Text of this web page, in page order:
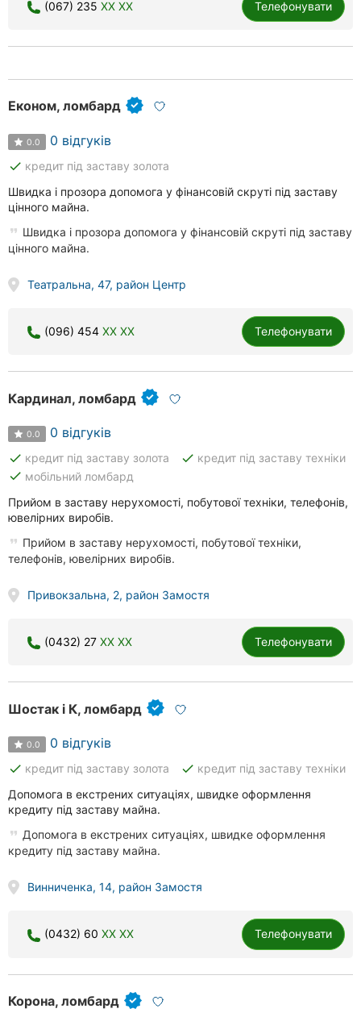
(067) 235 XX XX Телефонувати
Економ, ломбард
0.0 0 відгуків
done кредит під заставу золота
Швидка і прозора допомога у фінансовій скруті під заставу
цінного майна.
Швидка і прозора допомога у фінансовій скруті під заставу
цінного майна.
Театральна, 47, район Центр
(096) 454 XX XX Телефонувати
Кардинал, ломбард
0.0 0 відгуків
done кредит під заставу золота done кредит під заставу техніки
done мобільний ломбард
Прийом в заставу нерухомості, побутової техніки, телефонів,
ювелірних виробів.
Прийом в заставу нерухомості, побутової техніки,
телефонів, ювелірних виробів.
Привокзальна, 2, район Замостя
(0432) 27 XX XX Телефонувати
Шостак і К, ломбард
0.0 0 відгуків
done кредит під заставу золота done кредит під заставу техніки
Допомога в екстрених ситуаціях, швидке оформлення
кредиту під заставу майна.
Допомога в екстрених ситуаціях, швидке оформлення
кредиту під заставу майна.
Винниченка, 14, район Замостя
(0432) 60 XX XX Телефонувати
Корона, ломбард